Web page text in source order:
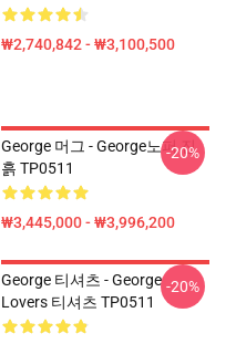
₩2,740,842 - ₩3,100,500
George 머그 - George노퍼 진
흙 TP0511
₩3,445,000 - ₩3,996,200
-20%
George 티셔츠 - George
Lovers 티셔츠 TP0511
-20%